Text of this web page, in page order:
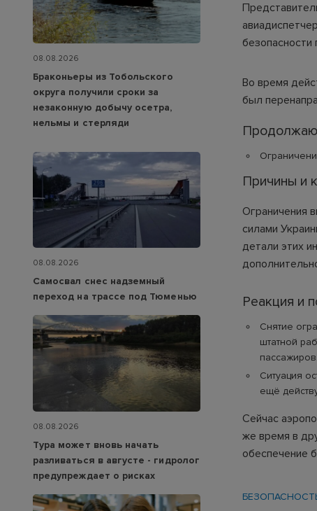
безопасности
Во время
был
Причины и
Ограничения
силами
детали этих
Реакция и
Снятие
штатной
пассажиров.
Ситуация
ещё
Сейчас
же время в
обеспечение
08.08.2026
Браконьеры из Тобольского
округа получили сроки за
незаконную добычу осетра,
нельмы и стерляди
08.08.2026
Самосвал снес надземный
переход на трассе под Тюменью
08.08.2026
Тура может вновь начать
разливаться в августе - гидролог
предупреждает о рисках